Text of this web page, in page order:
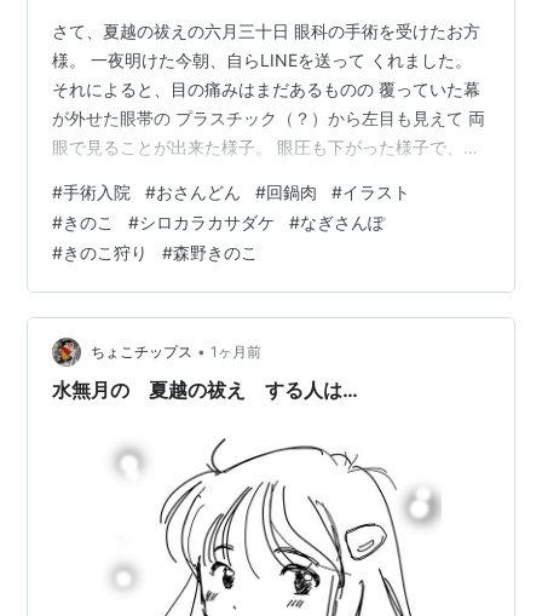
さて、夏越の祓えの六月三十日 眼科の手術を受けたお方
様。 一夜明けた今朝、自らLINEを送って くれました。
それによると、目の痛みはまだあるものの 覆っていた幕
が外せた眼帯の プラスチック（？）から左目も見えて 両
眼で見ることが出来た様子。 眼圧も下がった様子で、元
味しくご飯食べられた と 写真も送ってくてくれて 嬉し
かったです。 勿論 まだ予断は許せませんが 色々ご心配
お気遣い頂いた皆様 有難う御座いますm(_ _)m さて、そ
んな訳で、少し安心した所で 朔日でもありますし、 お世
話になっている、氏神様、お地蔵様方に 朔日参りと言う
訳で…
#手術入院 #おさんどん #回鍋肉 #イラスト
#きのこ #シロカラカサダケ #なぎさんぽ
#きのこ狩り #森野きのこ
ちょこチップス • 1ヶ月前
水無月の 夏越の祓え する人は…